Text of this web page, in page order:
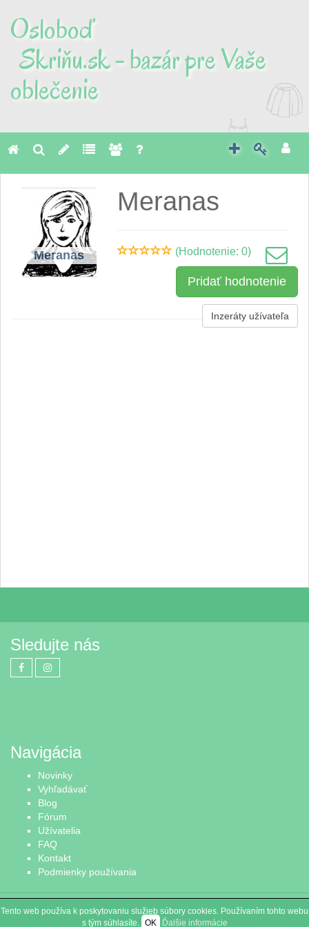
Osloboď
Skriňu.sk - bazár pre Vaše
oblečenie
Meranas
Meranas
(Hodnotenie: 0)
Pridať hodnotenie
Inzeráty užívateľa
Sledujte nás
Navigácia
Novinky
Vyhľadávať
Blog
Fórum
Užívatelia
FAQ
Kontakt
Podmienky používania
© 2015 - 2026OsloboďSkriňu.sk - bazár pre Vaše oblečenie
Lotus Webdesign| Site powered byChameleonFramework
Tento web používa k poskytovaniu služieb súbory cookies. Používaním tohto webu
s tým súhlasíte. OK Ďalšie informácie